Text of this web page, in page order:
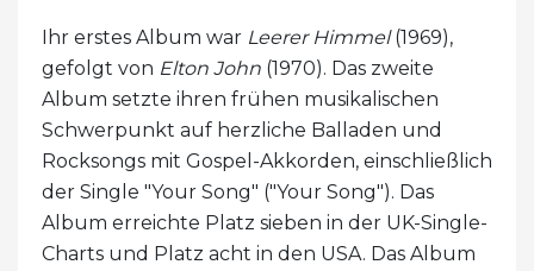
Ihr erstes Album war Leerer Himmel(1969),
gefolgt von Elton John (1970). Das zweite
Album setzte ihren frühen musikalischen
Schwerpunkt auf herzliche Balladen und
Rocksongs mit Gospel-Akkorden, einschließlich
der Single "Your Song" ("Your Song"). Das
Album erreichte Platz sieben in der UK-Single-
Charts und Platz acht in den USA. Das Album